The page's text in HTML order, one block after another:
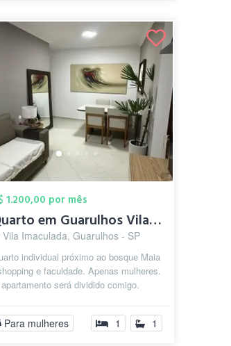
1.200,00 por mês
Quarto em Guarulhos Vila Rio
Vila Imaculada, Guarulhos - SP
individual próximo ao bosque Maia
e faculdade. Apenas mulheres.
será dividido comigo.
Para mulheres 1 1